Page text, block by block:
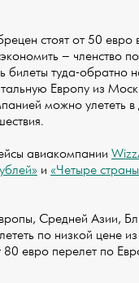
стоят от 50 евро
– членство
билеты туда-обратно
Европу из
можно улететь
авиакомпании
и «Четыре
Средней Азии,
по низкой цене
евро перелет по